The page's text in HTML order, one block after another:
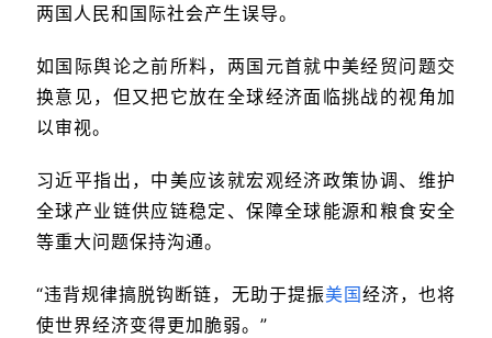
两国人民和国际社会产生误导。
如国际舆论之前所料，两国元首就中美经贸问题交
换意见，但又把它放在全球经济面临挑战的视角加
以审视。
习近平指出，中美应该就宏观经济政策协调、维护
全球产业链供应链稳定、保障全球能源和粮食安全
等重大问题保持沟通。
“违背规律搞脱钩断链，无助于提振美国经济，也将
使世界经济变得更加脆弱。”